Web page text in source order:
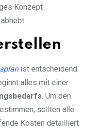
Konzept
ist entscheidend
alles mit einer
. Um den
sollten alle
Kosten detailliert